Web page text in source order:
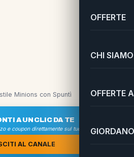
OFFERTE
CHI SIAMO
OFFERTE
Minions con Spuntì
A UN CLIC DA TE
e coupon direttamente sul tuo smartphone
AL CANALE